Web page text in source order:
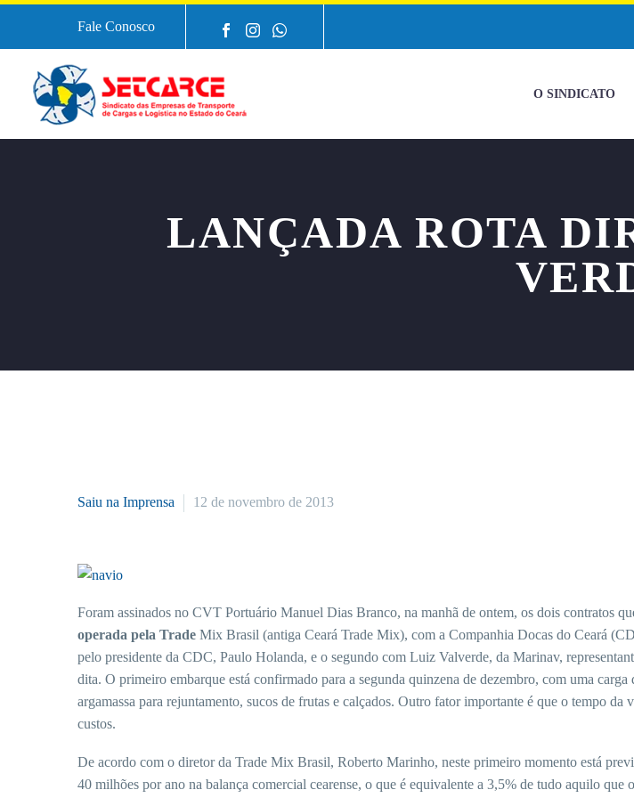
Fale Conosco
O SINDICATO
LANÇADA ROTA
Saiu na Imprensa 12 de novembro de 2013
Foram assinados no CVT Portuário Manuel Dias Branco, na manhã de ontem, os dois contratos
operada pela Trade Mix Brasil (antiga Ceará Trade Mix), com a Companhia Docas do Ceará
pelo presidente da CDC, Paulo Holanda, e o segundo com Luiz Valverde, da Marinav,
dita. O primeiro embarque está confirmado para a segunda quinzena de dezembro, com uma
argamassa para rejuntamento, sucos de frutas e calçados. Outro fator importante é que o tempo
custos.
De acordo com o diretor da Trade Mix Brasil, Roberto Marinho, neste primeiro momento está
40 milhões por ano na balança comercial cearense, o que é equivalente a 3,5% de tudo aquilo